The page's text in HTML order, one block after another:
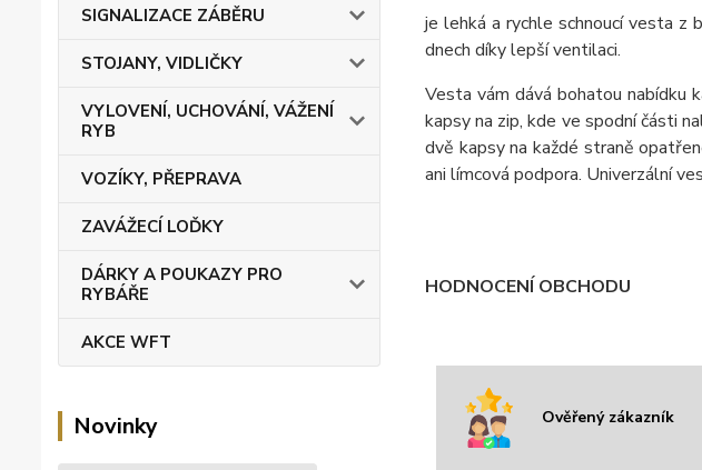
SIGNALIZACE ZÁBĚRU
STOJANY, VIDLIČKY
VYLOVENÍ, UCHOVÁNÍ, VÁŽENÍ
RYB
VOZÍKY, PŘEPRAVA
ZAVÁŽECÍ LOĎKY
DÁRKY A POUKAZY PRO
RYBÁŘE
AKCE WFT
Novinky
je lehká a rychle schnoucí vesta z
dnech díky lepší ventilaci.
Vesta vám dává bohatou nabídku
kapsy na zip, kde ve spodní části
dvě kapsy na každé straně
ani límcová podpora. Univerzální
HODNOCENÍ OBCHODU
Ověřený zákazník